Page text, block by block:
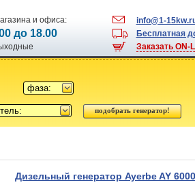
и офиса:
до 18.00
info@1-
Бесплатная
Заказать ON-
фаза:
Дизельный генератор Ayerbe AY